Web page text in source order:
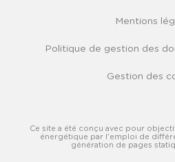
Mentions
Politique de gestion des
Gestion des
Ce site a été conçu avec pour
énergétique par l'emploi de
génération de pages